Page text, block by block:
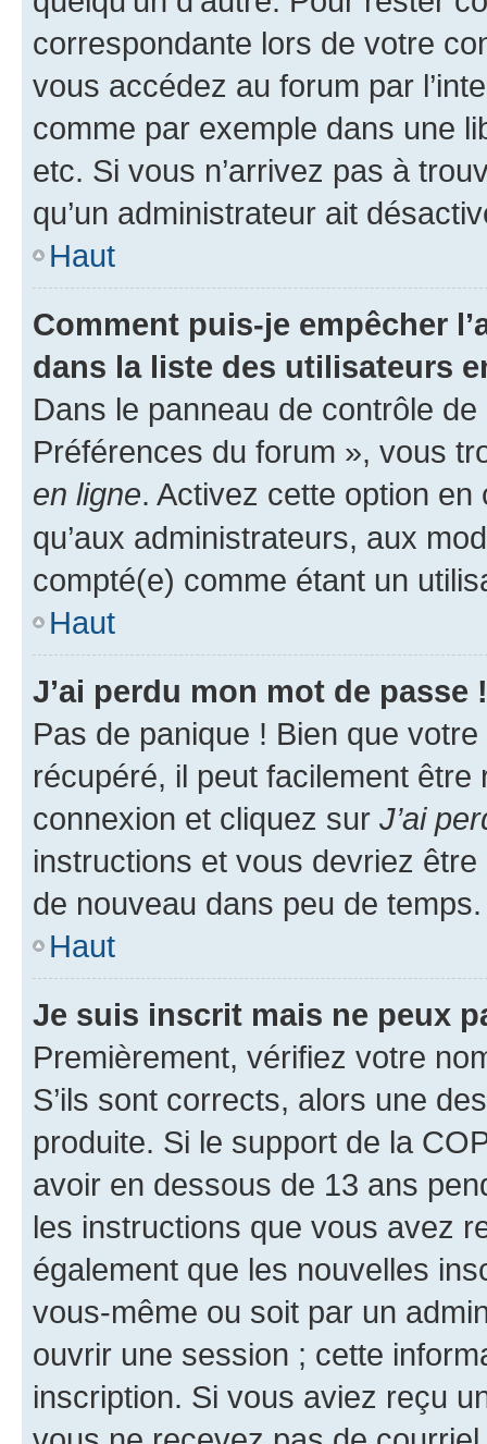
correspondante lors de votre
vous accédez au forum par
comme par exemple dans une
etc. Si vous n’arrivez pas à
qu’un administrateur ait
Haut
Comment puis-je empêcher
dans la liste des utilisateurs
Dans le panneau de contrôle
Préférences du forum », vous
en ligne. Activez cette option
qu’aux administrateurs, aux
compté(e) comme étant un
Haut
J’ai perdu mon mot de passe !
Pas de panique ! Bien que
récupéré, il peut facilement
connexion et cliquez sur J’ai
instructions et vous devriez
de nouveau dans peu de temps.
Haut
Je suis inscrit mais ne peux
Premièrement, vérifiez votre
S’ils sont corrects, alors une
produite. Si le support de la
avoir en dessous de 13 ans
les instructions que vous avez
également que les nouvelles
vous-même ou soit par un
ouvrir une session ; cette
inscription. Si vous aviez reçu